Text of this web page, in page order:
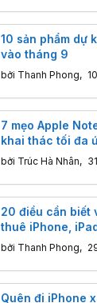
10 sản phẩm dự
vào tháng 9
bởi Thanh Phong,
7 mẹo Apple
khai thác tối đa
bởi Trúc Hà Nhân,
20 điều cần biết
thuê iPhone,
bởi Thanh Phong,
Quên đi iPhone